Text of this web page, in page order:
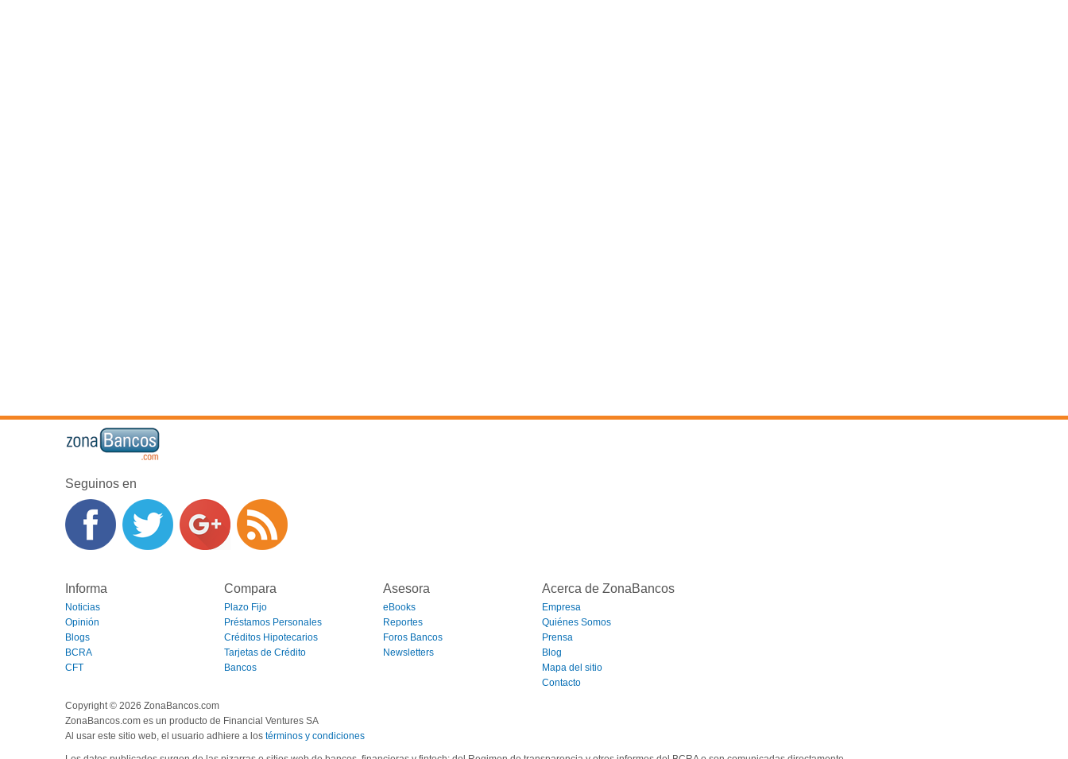
Seguinos en
Informa
Noticias
Opinión
Blogs
BCRA
CFT
Compara
Plazo Fijo
Préstamos Personales
Créditos Hipotecarios
Tarjetas de Crédito
Bancos
Asesora
eBooks
Reportes
Foros Bancos
Newsletters
Acerca de ZonaBancos
Empresa
Quiénes Somos
Prensa
Blog
Mapa del sitio
Contacto
Copyright © 2026 ZonaBancos.com
ZonaBancos.com es un producto de Financial Ventures SA
Al usar este sitio web, el usuario adhiere a los términos y condiciones